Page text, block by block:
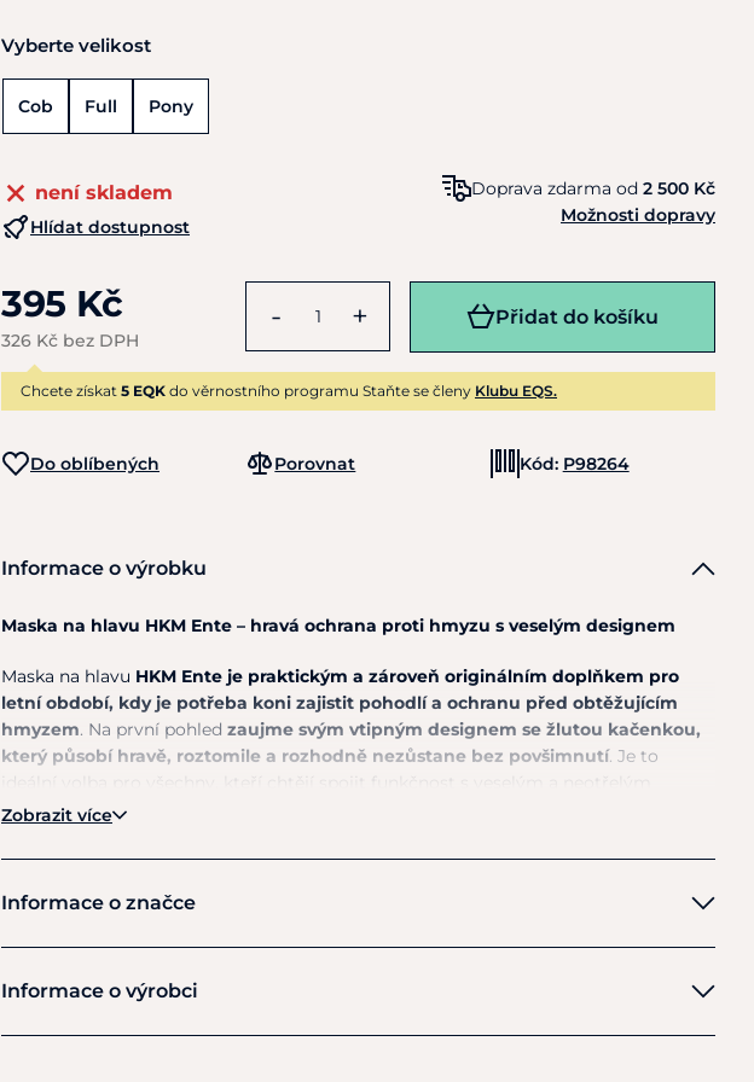
Vyberte velikost
Cob Full Pony
není skladem
Hlídat dostupnost
Doprava zdarma od 2 500 Kč
Možnosti dopravy
395 Kč
326 Kč bez DPH
- + Přidat do košíku
Chcete získat 5 EQK do věrnostního programu Staňte se členy Klubu EQS.
Do oblíbených Porovnat Kód: P98264
Informace o výrobku
Maska na hlavu HKM Ente – hravá ochrana proti hmyzu s veselým designem
Maska na hlavu HKM Ente je praktickým a zároveň originálním doplňkem pro
letní období, kdy je potřeba koni zajistit pohodlí a ochranu před obtěžujícím
hmyzem. Na první pohled zaujme svým vtipným designem se žlutou kačenkou,
který působí hravě, roztomile a rozhodně nezůstane bez povšimnutí. Je to
ideální volba pro všechny, kteří chtějí spojit funkčnost s veselým a neotřelým
vzhledem.
Materiál se dobře přizpůsobí hlavě koně a poskytuje pohodlné nošení bez
zatímco integrovaná UV ochrana se slunečním faktorem
ochrany a zábavného vzhledu.
spolehlivá ochrana proti mouchám a hmyzu
Zobrazit více
Informace o značce
HKM
Informace o výrobci